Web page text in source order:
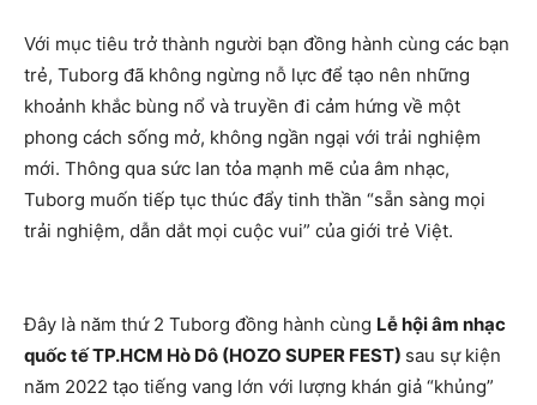
Với mục tiêu trở thành người bạn đồng hành cùng các bạn
trẻ, Tuborg đã không ngừng nỗ lực để tạo nên những
khoảnh khắc bùng nổ và truyền đi cảm hứng về một
phong cách sống mở, không ngần ngại với trải nghiệm
mới. Thông qua sức lan tỏa mạnh mẽ của âm nhạc,
Tuborg muốn tiếp tục thúc đẩy tinh thần “sẵn sàng mọi
trải nghiệm, dẫn dắt mọi cuộc vui” của giới trẻ Việt.
Đây là năm thứ 2 Tuborg đồng hành cùng Lễ hội âm nhạc
quốc tế TP.HCM Hò Dô (HOZO SUPER FEST) sau sự kiện
năm 2022 tạo tiếng vang lớn với lượng khán giả “khủng”